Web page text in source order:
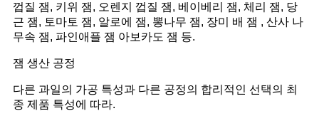
껍질 잼, 키위 잼, 오렌지 껍질 잼, 베이베리 잼, 체리 잼, 당
근 잼, 토마토 잼, 알로에 잼, 뽕나무 잼, 장미 배 잼 , 산사 나
무속 잼, 파인애플 잼 아보카도 잼 등.
잼 생산 공정
다른 과일의 가공 특성과 다른 공정의 합리적인 선택의 최
종 제품 특성에 따라.